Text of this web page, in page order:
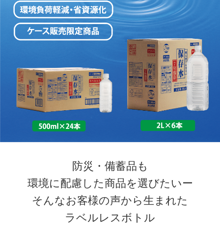
防災・備蓄品も
環境に配慮した商品を選びたいー
そんなお客様の声から生まれた
ラベルレスボトル